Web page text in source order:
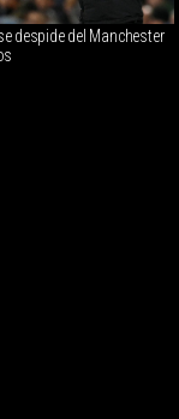
despide del Manchester